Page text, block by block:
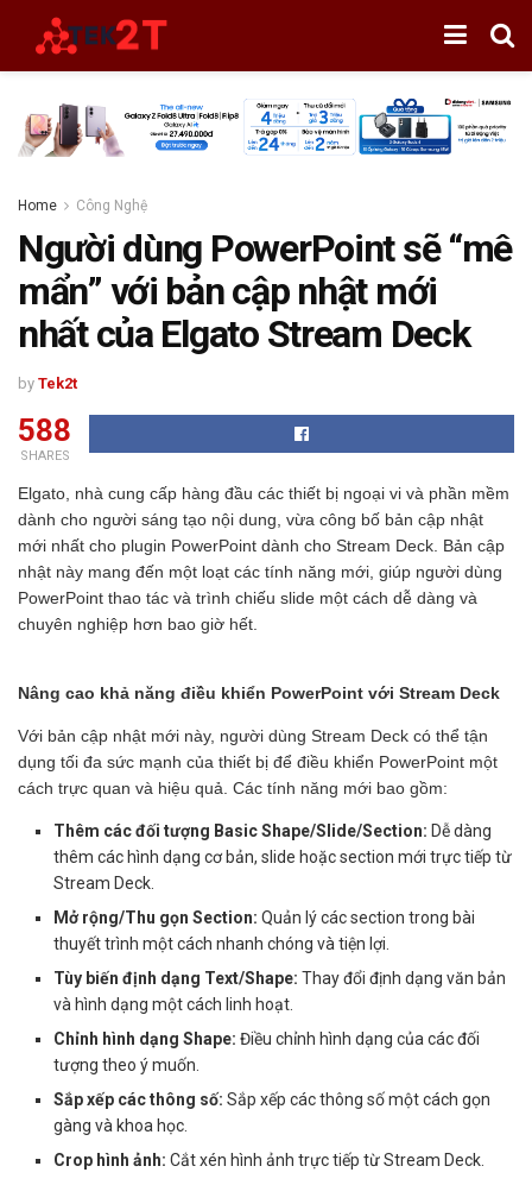
Home Công Nghệ
Người dùng PowerPoint sẽ “mê
mẩn” với bản cập nhật mới
nhất của Elgato Stream Deck
by Tek2t
588
SHARES
Elgato, nhà cung cấp hàng đầu các thiết bị ngoại vi và phần mềm
dành cho người sáng tạo nội dung, vừa công bố bản cập nhật
mới nhất cho plugin PowerPoint dành cho Stream Deck. Bản cập
nhật này mang đến một loạt các tính năng mới, giúp người dùng
PowerPoint thao tác và trình chiếu slide một cách dễ dàng và
chuyên nghiệp hơn bao giờ hết.
Nâng cao khả năng điều khiển PowerPoint với Stream Deck
Với bản cập nhật mới này, người dùng Stream Deck có thể tận
dụng tối đa sức mạnh của thiết bị để điều khiển PowerPoint một
cách trực quan và hiệu quả. Các tính năng mới bao gồm:
Thêm các đối tượng Basic Shape/Slide/Section: Dễ dàng
thêm các hình dạng cơ bản, slide hoặc section mới trực tiếp từ
Stream Deck.
Mở rộng/Thu gọn Section: Quản lý các section trong bài
thuyết trình một cách nhanh chóng và tiện lợi.
Tùy biến định dạng Text/Shape: Thay đổi định dạng văn bản
và hình dạng một cách linh hoạt.
Chỉnh hình dạng Shape: Điều chỉnh hình dạng của các đối
tượng theo ý muốn.
Sắp xếp các thông số: Sắp xếp các thông số một cách gọn
gàng và khoa học.
Crop hình ảnh: Cắt xén hình ảnh trực tiếp từ Stream Deck.